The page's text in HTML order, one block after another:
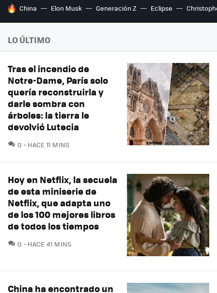
HOY SE HABLA DE
China Elon Musk Generación Z Eclipse
LO ÚLTIMO
Tras el incendio de
Notre-Dame, París solo
quería reconstruirla y
darle sombra con
árboles: la tierra le
devolvió Lutecia
0 COMENTARIOS
HACE 11 MINS
Hoy en Netflix, la secuela
de esta miniserie de
Netflix, que adapta uno
de los 100 mejores libros
de todos los tiempos
0 COMENTARIOS
HACE 41 MINS
China ha encontrado un